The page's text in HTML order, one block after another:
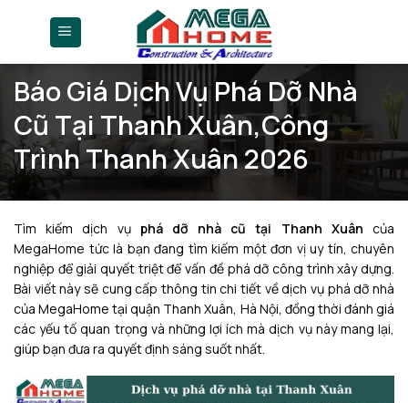
Báo Giá Dịch Vụ Phá Dỡ Nhà
Cũ Tại Thanh Xuân,Công
Trình Thanh Xuân 2026
Tìm kiếm dịch vụ phá dỡ nhà cũ tại Thanh Xuâncủa
MegaHome tức là bạn đang tìm kiếm một đơn vị uy tín, chuyên
nghiệp để giải quyết triệt để vấn đề phá dỡ công trình xây dựng.
Bài viết này sẽ cung cấp thông tin chi tiết về dịch vụ phá dỡ nhà
của MegaHome tại quận Thanh Xuân, Hà Nội, đồng thời đánh giá
các yếu tố quan trọng và những lợi ích mà dịch vụ này mang lại,
giúp bạn đưa ra quyết định sáng suốt nhất.